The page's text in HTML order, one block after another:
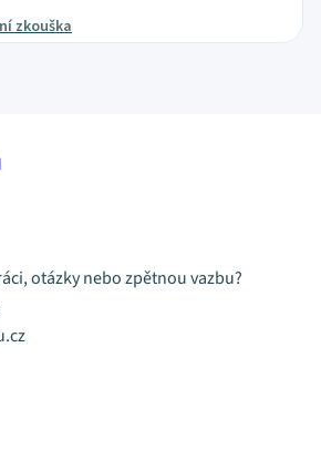
zkouška
otázky nebo zpětnou vazbu?